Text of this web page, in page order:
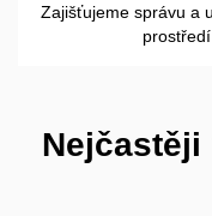
Zajišťujeme správu a
Nejčastěji